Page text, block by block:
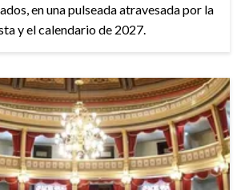
en una pulseada atravesada por la
y el calendario de 2027.